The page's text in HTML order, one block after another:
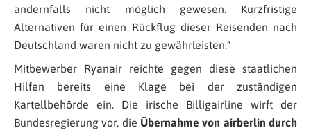
andernfalls nicht möglich gewesen. Kurzfristige
Alternativen für einen Rückflug dieser Reisenden nach
Deutschland waren nicht zu gewährleisten.“
Mitbewerber Ryanair reichte gegen diese staatlichen
Hilfen bereits eine Klage bei der zuständigen
Kartellbehörde ein. Die irische Billigairline wirft der
Bundesregierung vor, die Übernahme von airberlin durch